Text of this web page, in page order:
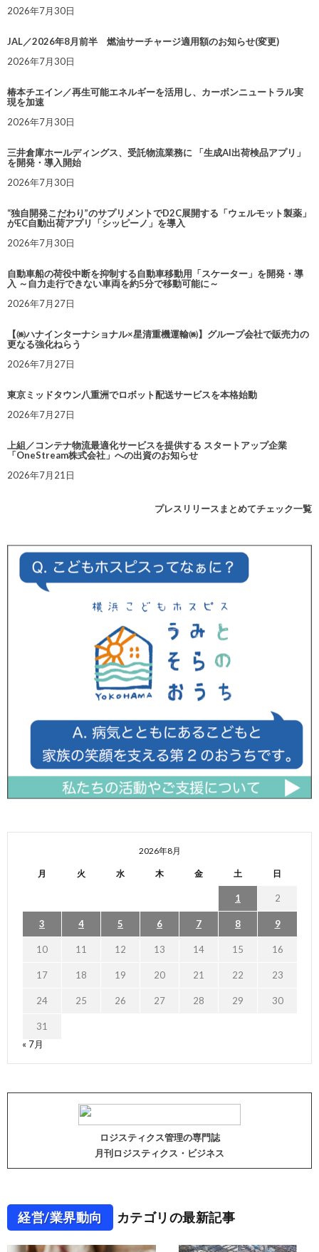
2026年7月30日
JAL／2026年8月前半 燃油サーチャージ適用額のお知らせ(変更)
2026年7月30日
椿本チエイン／再生可能エネルギーを活用し、カーボンニュートラル実
現を加速
2026年7月30日
三井倉庫ホールディングス、受託物流業務に 「生成AI出荷検品アプリ」
を開発・導入開始
2026年7月30日
“独自開発こだわり”のサプリメントでD2C展開する「ウェルモット製薬」
がEC自動出荷アプリ「シッピーノ」を導入
2026年7月30日
自動車船の荷役中断を抑制する自動車移動用「スケーター」を開発・導
入 ～自力走行できない車両を約5分で移動可能に～
2026年7月27日
【㈱ハナインターナショナル×星清重機運輸㈱】グループ会社で販売力の
更なる強化ねらう
2026年7月27日
東京ミッドタウン八重洲でロボット配送サービスを本格始動
2026年7月27日
上組／コンテナ物流最適化サービスを提供する スタートアップ企業
「OneStream株式会社」への出資のお知らせ
2026年7月21日
プレスリリースまとめてチェック一覧
2026年8月
月 火 水 木 金 土 日
1 2
3 4 5 6 7 8 9
10 11 12 13 14 15 16
17 18 19 20 21 22 23
24 25 26 27 28 29 30
31
« 7月
ロジスティクス管理の専門誌
月刊ロジスティクス・ビジネス
経営/業界動向 カテゴリの最新記事